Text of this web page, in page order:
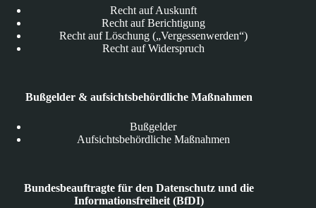
Recht auf Auskunft
Recht auf Berichtigung
Recht auf Löschung („Vergessenwerden“)
Recht auf Widerspruch
Bußgelder & aufsichtsbehördliche Maßnahmen
Bußgelder
Aufsichtsbehördliche Maßnahmen
Bundesbeauftragte für den Datenschutz und die
Informationsfreiheit (BfDI)